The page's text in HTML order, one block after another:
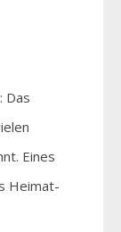
Das
Eines
Heimat-